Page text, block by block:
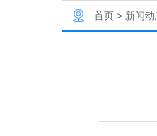
首页 > 新闻动